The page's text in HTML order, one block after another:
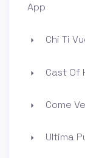
App
Chi Ti
Cast Of
Come
Ultima